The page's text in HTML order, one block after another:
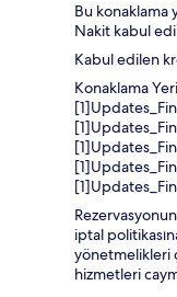
Bu konaklama
Nakit kabul
Kabul edilen
Konaklama
iptal
yönetmelikleri
hizmetleri